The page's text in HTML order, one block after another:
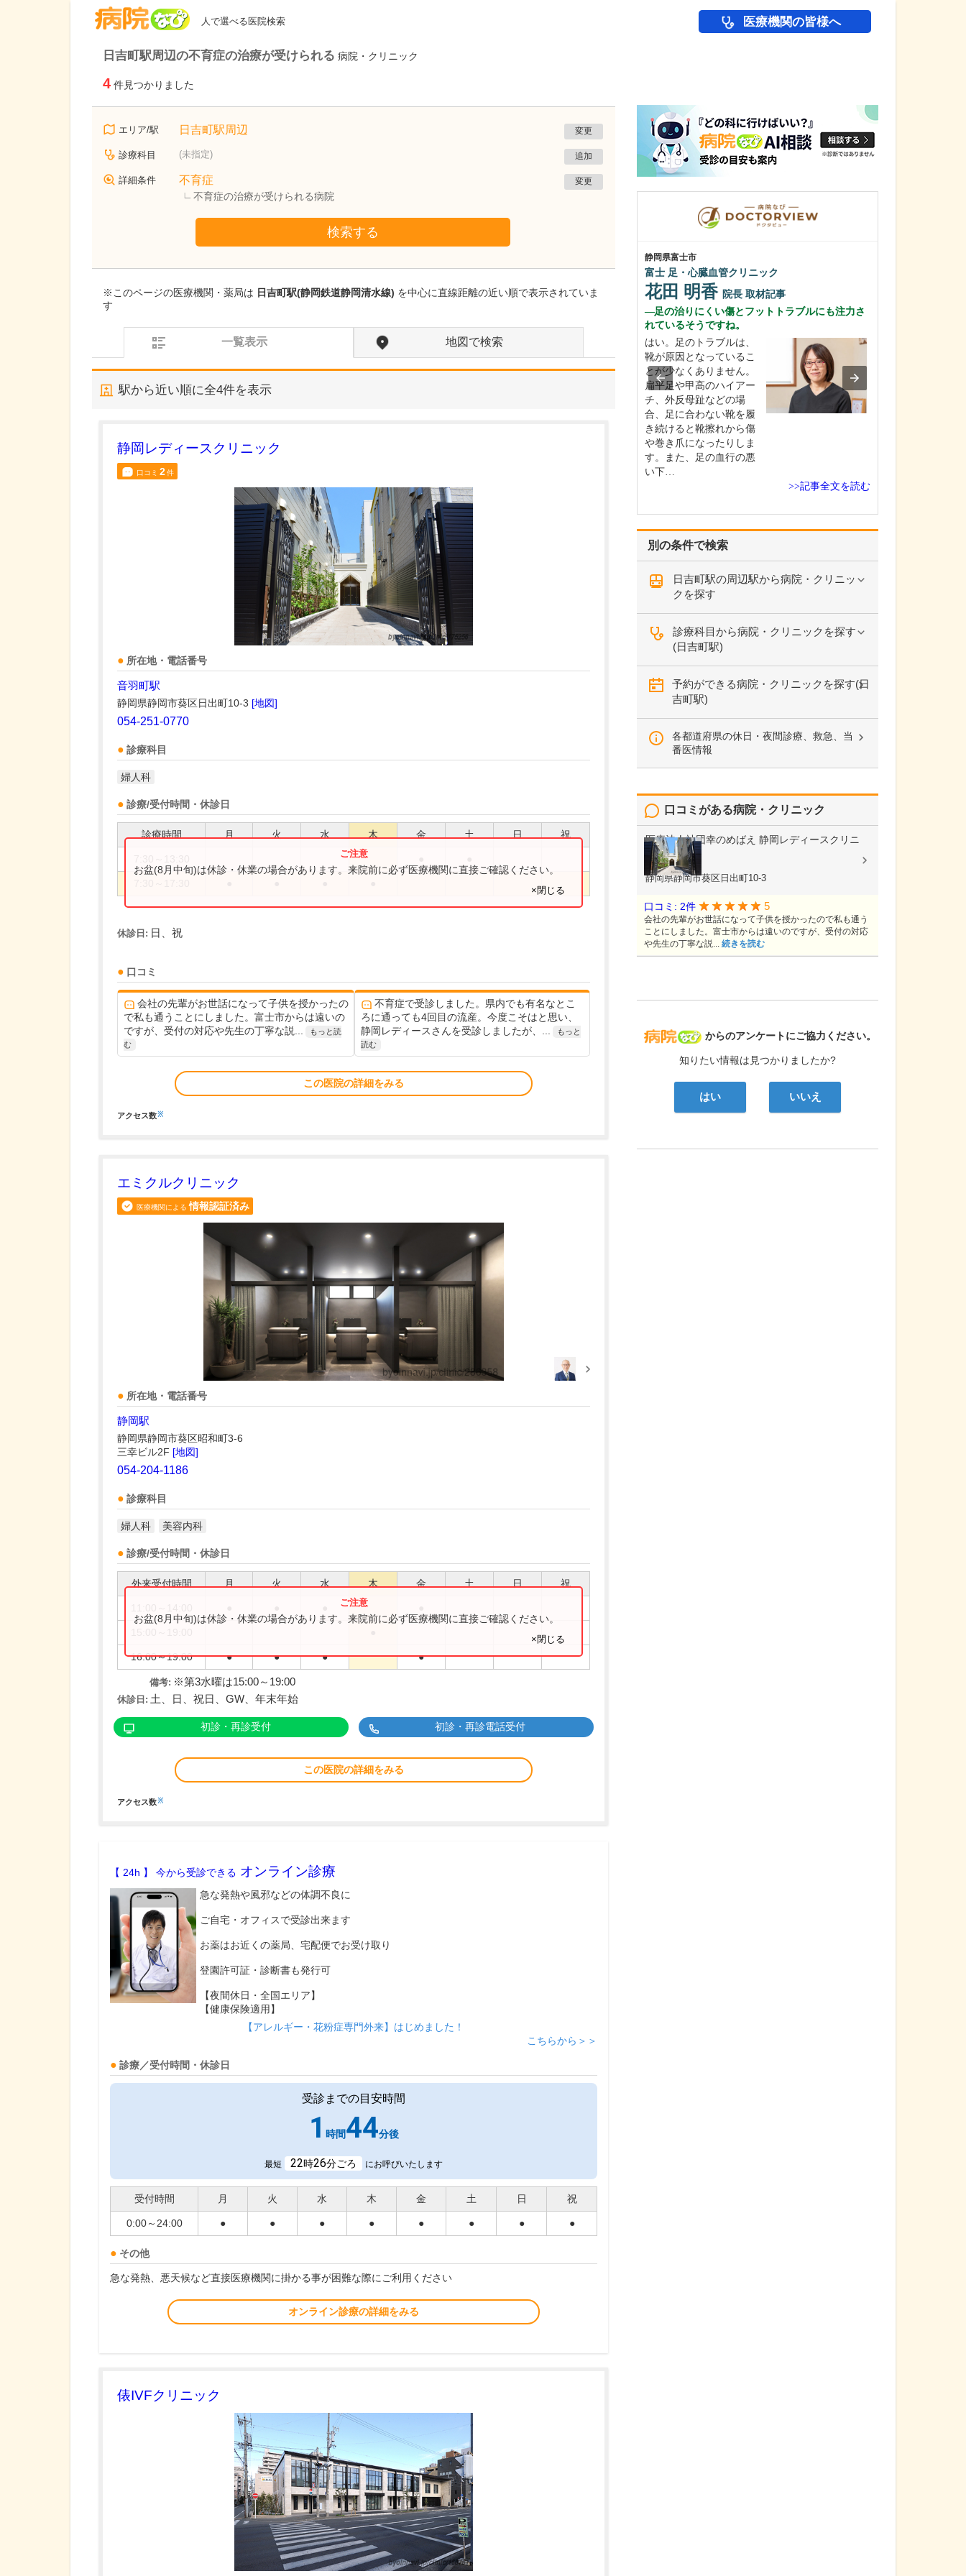
人で選べる医院検索 医療機関の皆様へ
日吉町駅周辺の不育症の治療が受けられる 病院・クリニック
4 件見つかりました
エリア/駅 日吉町駅周辺 変更
診療科目 (未指定) 追加
詳細条件 不育症
不育症の治療が受けられる病院
変更
検索する
※このページの医療機関・薬局は 日吉町駅(静岡鉄道静岡清水線) を中心に直線距離の近い順で表示されていま
す
一覧表示 地図で検索
駅から近い順に全4件を表示
静岡レディースクリニック
口コミ 2件
所在地・電話番号
音羽町駅
静岡県静岡市葵区日出町10-3 [地図]
054-251-0770
診療科目
婦人科
診療/受付時間・休診日
診療時間 月 火 水 木 金 土 日 祝
お盆(8月中旬)は休診・休業の場合があります。来院前に必ず医療機関に直接ご確認ください。
×閉じる
休診日: 日、祝
口コミ
会社の先輩がお世話になって子供を授かったの
で私も通うことにしました。富士市からは遠いの
ですが、受付の対応や先生の丁寧な説...
もっと読
む
不育症で受診しました。県内でも有名なとこ
ろに通っても4回目の流産。今度こそはと思い、
静岡レディースさんを受診しましたが、...
もっと
読む
この医院の詳細をみる
アクセス数※
エミクルクリニック
医療機関による 情報認証済み
所在地・電話番号
静岡駅
静岡県静岡市葵区昭和町3-6
三幸ビル2F [地図]
054-204-1186
診療科目
婦人科 美容内科
診療/受付時間・休診日
外来受付時間 月 火 水 木 金 土 日 祝
16:00～19:00 ● ● ● ●
お盆(8月中旬)は休診・休業の場合があります。来院前に必ず医療機関に直接ご確認ください。
×閉じる
備考: ※第3水曜は15:00～19:00
休診日: 土、日、祝日、GW、年末年始
初診・再診受付 初診・再診電話受付
この医院の詳細をみる
アクセス数※
【 24h 】 今から受診できる オンライン診療
急な発熱や風邪などの体調不良に
ご自宅・オフィスで受診出来ます
お薬はお近くの薬局、宅配便でお受け取り
登園許可証・診断書も発行可
【夜間休日・全国エリア】
【健康保険適用】
【アレルギー・花粉症専門外来】はじめました！
こちらから＞＞
診療／受付時間・休診日
受診までの目安時間
1 時間44分後
最短 22時26分ごろ にお呼びいたします
受付時間 月 火 水 木 金 土 日 祝
0:00～24:00 ● ● ● ● ● ● ● ●
その他
急な発熱、悪天候など直接医療機関に掛かる事が困難な際にご利用ください
オンライン診療の詳細をみる
俵IVFクリニック
別の条件で検索
日吉町駅の周辺駅から病院・クリニッ
クを探す
診療科目から病院・クリニックを探す
(日吉町駅)
予約ができる病院・クリニックを探す(日
吉町駅)
各都道府県の休日・夜間診療、救急、当
番医情報
病院なび
からのアンケートにご協力ください。
知りたい情報は見つかりましたか?
はい いいえ
口コミがある病院・クリニック
医療法人社団幸のめばえ 静岡レディースクリニ
ック
婦人科
静岡県静岡市葵区日出町10-3
口コミ: 2件 5
会社の先輩がお世話になって子供を授かったので私も通う
ことにしました。富士市からは遠いのですが、受付の対応
や先生の丁寧な説... 続きを読む
ひびのクリニック
日比野 正幸院長取材記事
入れている分野があれば教えてください。
勤務医時代、がんで苦し
む多くの患者さんと向き
合ってきた経験から、が
静岡県富士市
富士 足・心臓血管クリニック
花田 明香 院長 取材記事
足の治りにくい傷とフットトラブルにも注力さ
れているそうですね。
はい。足のトラブルは、
靴が原因となっているこ
とが少なくありません。
扁平足や甲高のハイアー
チ、外反母趾などの場
合、足に合わない靴を履
き続けると靴擦れから傷
や巻き爪になったりしま
す。また、足の血行の悪
い下…
>>記事全文を読む